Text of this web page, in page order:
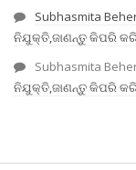
Subhasmita
ନିଯୁକ୍ତି,ଜାଣନ୍ତୁ କିପରି
Subhasmita
ନିଯୁକ୍ତି,ଜାଣନ୍ତୁ କିପରି